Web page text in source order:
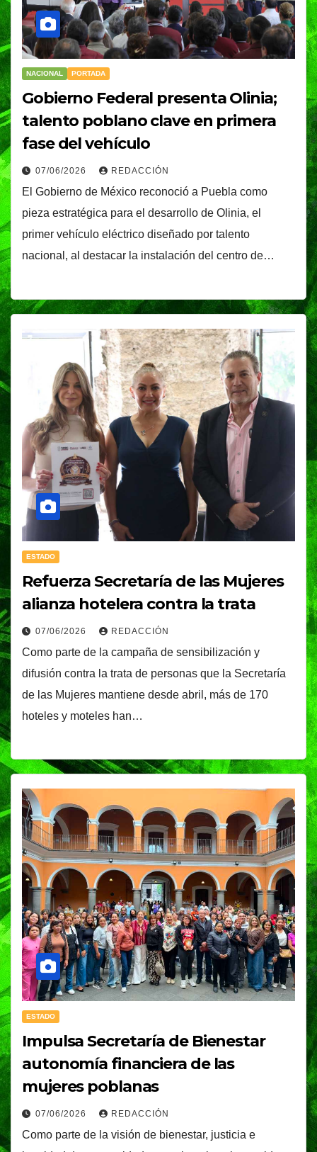
NACIONAL PORTADA
Gobierno Federal presenta Olinia;
talento poblano clave en primera
fase del vehículo
07/06/2026 REDACCIÓN
El Gobierno de México reconoció a Puebla como
pieza estratégica para el desarrollo de Olinia, el
primer vehículo eléctrico diseñado por talento
nacional, al destacar la instalación del centro de…
ESTADO
Refuerza Secretaría de las Mujeres
alianza hotelera contra la trata
07/06/2026 REDACCIÓN
Como parte de la campaña de sensibilización y
difusión contra la trata de personas que la Secretaría
de las Mujeres mantiene desde abril, más de 170
hoteles y moteles han…
ESTADO
Impulsa Secretaría de Bienestar
autonomía financiera de las
mujeres poblanas
07/06/2026 REDACCIÓN
Como parte de la visión de bienestar, justicia e